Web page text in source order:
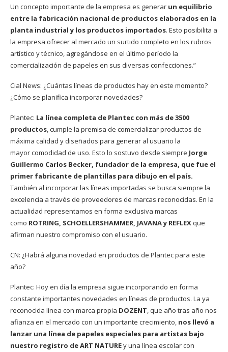
Un concepto importante de la empresa es generar un equilibrio
entre la fabricación nacional de productos elaborados en la
planta industrial y los productos importados. Esto posibilita a
la empresa ofrecer al mercado un surtido completo en los rubros
artístico y técnico, agregándose en el último período la
comercialización de papeles en sus diversas confecciones.”
Cial News: ¿Cuántas líneas de productos hay en este momento?
¿Cómo se planifica incorporar novedades?
Plantec: La línea completa de Plantec con más de 3500
productos, cumple la premisa de comercializar productos de
máxima calidad y diseñados para generar al usuario la
mayor comodidad de uso. Esto lo sostuvo desde siempre Jorge
Guillermo Carlos Becker, fundador de la empresa, que fue el
primer fabricante de plantillas para dibujo en el país.
También al incorporar las líneas importadas se busca siempre la
excelencia a través de proveedores de marcas reconocidas. En la
actualidad representamos en forma exclusiva marcas
como ROTRING, SCHOELLERSHAMMER, JAVANA y REFLEXque
afirman nuestro compromiso con el usuario.
CN: ¿Habrá alguna novedad en productos de Plantec para este
año?
Plantec: Hoy en día la empresa sigue incorporando en forma
constante importantes novedades en líneas de productos. La ya
reconocida línea con marca propia DOZENT, que año tras año nos
afianza en el mercado con un importante crecimiento, nos llevó a
lanzar una línea de papeles especiales para artistas bajo
nuestro registro de ART NATUREy una línea escolar con